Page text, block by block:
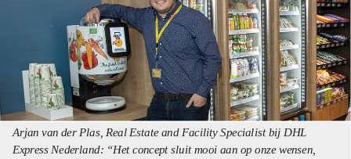
Arjan van der Plas, Real Estate and Facility Specialist bij DHL
Express Nederland: “Het concept sluit mooi aan op onze wensen,